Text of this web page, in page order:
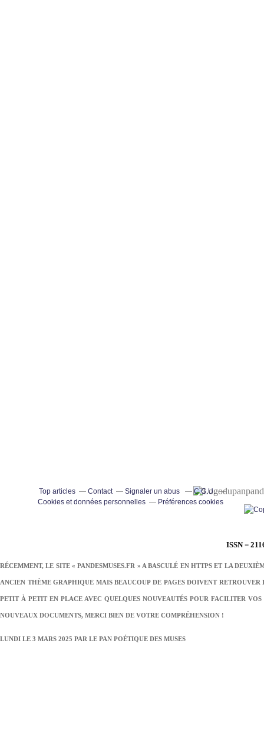
ISSN =
RÉCEMMENT, LE SITE « PANDESMUSES.FR » A BASCULÉ EN HTTPS ET LA
ANCIEN THÈME GRAPHIQUE MAIS BEAUCOUP DE PAGES DOIVENT
PETIT À PETIT EN PLACE AVEC QUELQUES NOUVEAUTÉS POUR FACILITER
NOUVEAUX DOCUMENTS, MERCI BIEN DE VOTRE COMPRÉHENSION !
LUNDI LE 3 MARS 2025 PAR LE PAN POÉTIQUE DES MUSES
Top articles Contact Signaler un abus
C.G.U.
Cookies et données personnelles
Préférences cookies